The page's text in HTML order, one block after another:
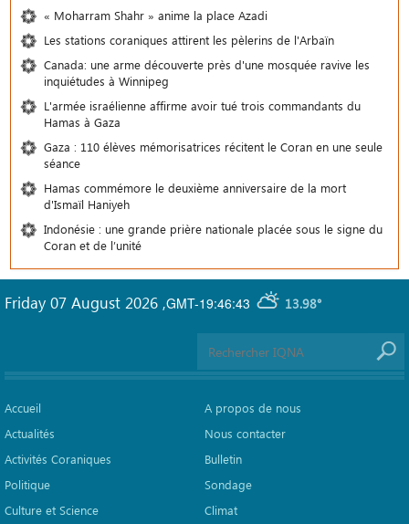
« Moharram Shahr » anime la place Azadi
Les stations coraniques attirent les pèlerins de l'Arbaïn
Canada: une arme découverte près d'une mosquée ravive les
inquiétudes à Winnipeg
L'armée israélienne affirme avoir tué trois commandants du
Hamas à Gaza
Gaza : 110 élèves mémorisatrices récitent le Coran en une seule
séance
Hamas commémore le deuxième anniversaire de la mort
d'Ismaïl Haniyeh
Indonésie : une grande prière nationale placée sous le signe du
Coran et de l’unité
GMT-19:46:43 13.98°
Friday 07 August 2026 ,
Accueil
Actualités
Activités Coraniques
Politique
Culture et Science
A propos de nous
Nous contacter
Bulletin
Sondage
Climat